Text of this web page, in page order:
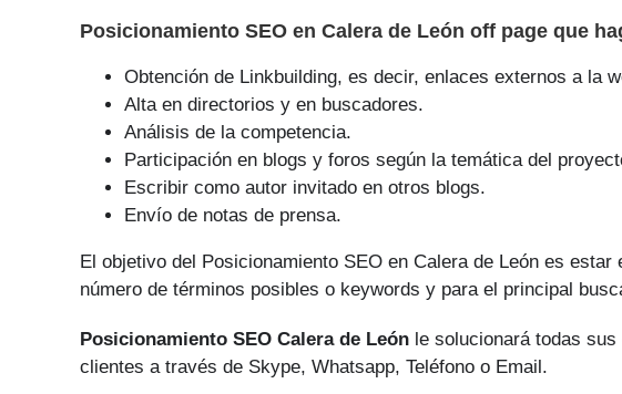
Posicionamiento SEO en Calera de León off page que
Obtención de Linkbuilding, es decir, enlaces externos a la
Alta en directorios y en buscadores.
Análisis de la competencia.
Participación en blogs y foros según la temática del
Escribir como autor invitado en otros blogs.
Envío de notas de prensa.
El objetivo del Posicionamiento SEO en Calera de León es
número de tér­minos posibles o keywords y para el principal
Posicionamiento SEO Calera de León le solucionará todas
clientes a través de Skype, Whatsapp, Teléfono o Email.